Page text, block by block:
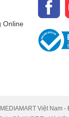
Kích thước
12 tháng +
Online
Việt Nam